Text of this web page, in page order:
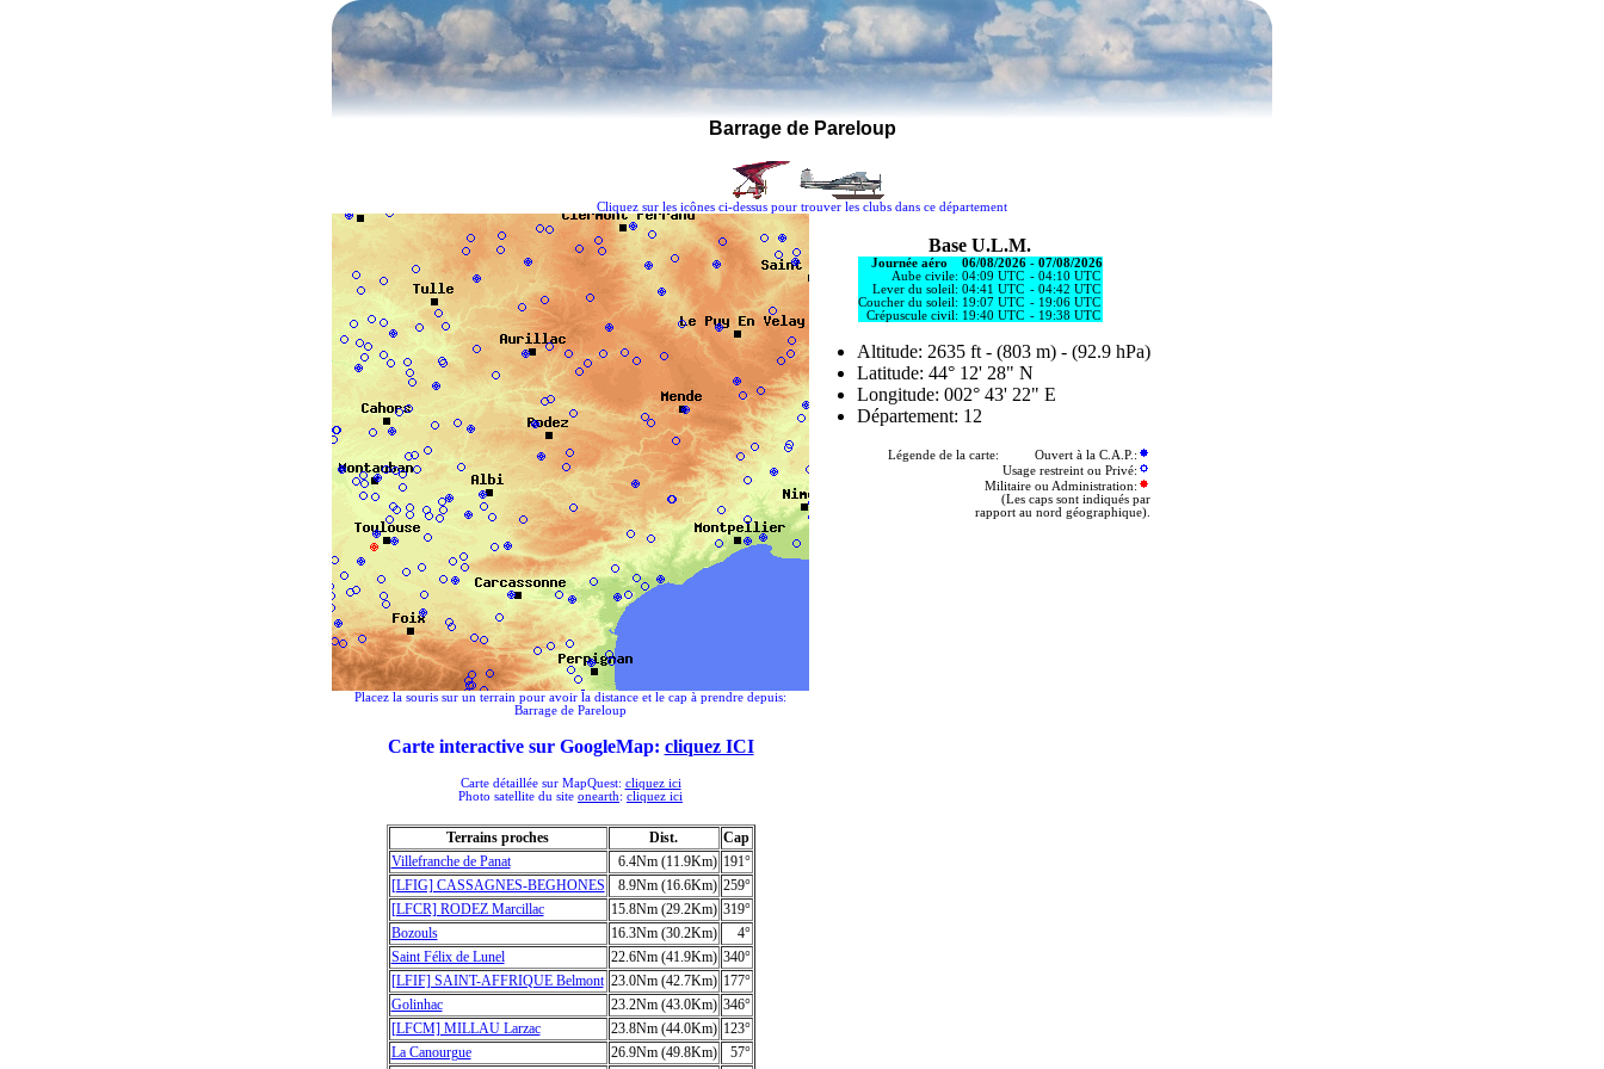
Barrage de Pareloup
Cliquez sur les icônes ci-dessus pour trouver les clubs dans ce département
Base U.L.M.
Journée aéro 06/08/2026- 07/08/2026
Aube civile: 04:09 UTC - 04:10 UTC
Lever du soleil: 04:41 UTC - 04:42 UTC
Coucher du soleil: 19:07 UTC - 19:06 UTC
Crépuscule civil: 19:40 UTC - 19:38 UTC
Altitude: 2635 ft - (803 m) - (92.9 hPa)
Latitude: 44° 12' 28" N
Longitude: 002° 43' 22" E
Département: 12
Légende de la carte: Ouvert à la C.A.P.:
Usage restreint ou Privé:
Militaire ou Administration:
(Les caps sont indiqués par
rapport au nord géographique).
Placez la souris sur un terrain pour avoir la distance et le cap à prendre depuis:
Barrage de Pareloup
Carte interactive sur GoogleMap: cliquez ICI
Carte détaillée sur MapQuest: cliquez ici
Photo satellite du site onearth: cliquez ici
Terrains proches Dist.
Cap
Villefranche de Panat
6.4Nm (11.9Km) 191°
[LFIG] CASSAGNES-BEGHONES
8.9Nm (16.6Km) 259°
[LFCR] RODEZ Marcillac
15.8Nm (29.2Km) 319°
Bozouls
16.3Nm (30.2Km)
4°
Saint Félix de Lunel
22.6Nm (41.9Km) 340°
[LFIF] SAINT-AFFRIQUE Belmont 23.0Nm (42.7Km) 177°
Golinhac
23.2Nm (43.0Km) 346°
[LFCM] MILLAU Larzac
23.8Nm (44.0Km) 123°
La Canourgue
26.9Nm (49.8Km)
57°